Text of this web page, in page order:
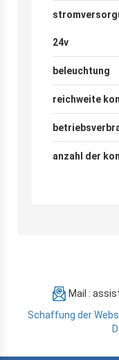
24v
beleuchtung
reichweite
anzahl der
Mail :
Schaffung der